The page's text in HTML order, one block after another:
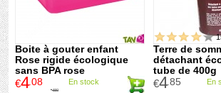
Boite à gouter enfant
Rose rigide écologique
sans BPA rose
€4.80
€4 .08 En stock
Terre de
détachant
tube de 400g
€4 .85 En